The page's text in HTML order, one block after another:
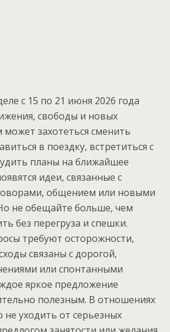
с 15 по 21 июня 2026 года
свободы и новых
захотеться сменить
в поездку, встретиться с
планы на ближайшее
идеи, связанные с
общением или новыми
не обещайте больше, чем
без перегруза и спешки.
требуют осторожности,
связаны с дорогой,
или спонтанными
яркое предложение
полезным. В отношениях
уходить от серьезных